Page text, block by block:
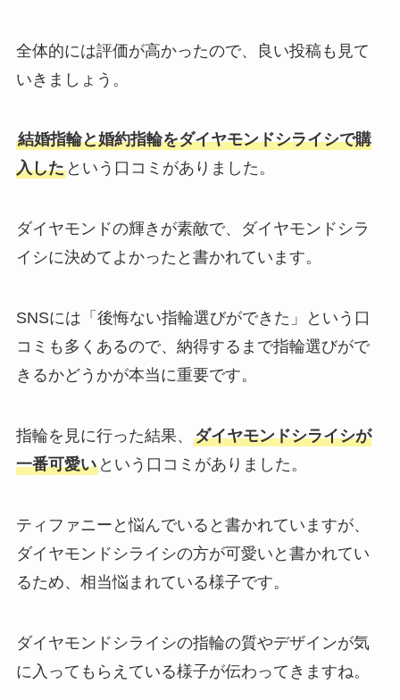
全体的には評価が高かったので、良い投稿も見て
いきましょう。
結婚指輪と婚約指輪をダイヤモンドシライシで購
入したという口コミがありました。
ダイヤモンドの輝きが素敵で、ダイヤモンドシラ
イシに決めてよかったと書かれています。
SNSには「後悔ない指輪選びができた」という口
コミも多くあるので、納得するまで指輪選びがで
きるかどうかが本当に重要です。
指輪を見に行った結果、 ダイヤモンドシライシが
一番可愛いという口コミがありました。
ティファニーと悩んでいると書かれていますが、
ダイヤモンドシライシの方が可愛いと書かれてい
るため、相当悩まれている様子です。
ダイヤモンドシライシの指輪の質やデザインが気
に入ってもらえている様子が伝わってきますね。